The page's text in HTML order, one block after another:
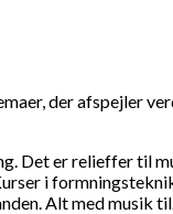
der afspejler
Det er relieffer til
i
Alt med musik